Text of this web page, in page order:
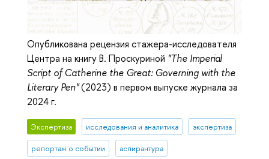
Опубликована рецензия стажера-исследователя
Центра на книгу В. Проскуриной "The Imperial
Script of Catherine the Great: Governing with the
Literary Pen"(2023) в первом выпуске журнала за
2024 г.
Экспертиза исследования и аналитика экспертиза
репортаж о событии аспирантура